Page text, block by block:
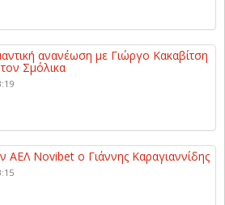
ανανέωση με Γιώργο Κακαβίτση
Σμόλικα
ΑΕΛ Novibet ο Γιάννης Καραγιαννίδης